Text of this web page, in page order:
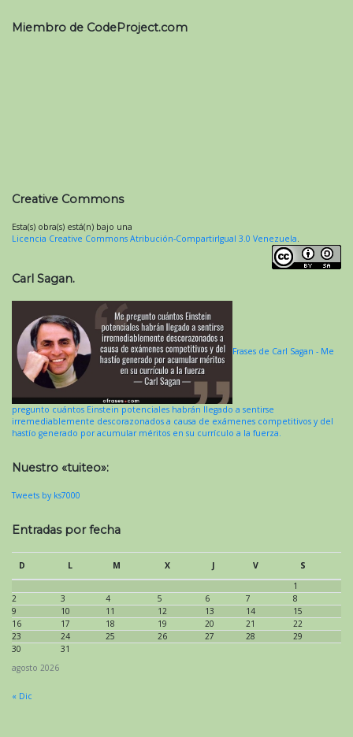
Miembro de CodeProject.com
Creative Commons
Esta(s) obra(s) está(n) bajo una
Licencia Creative Commons Atribución-CompartirIgual 3.0 Venezuela
Carl Sagan.
Frases de Carl Sagan - Me
pregunto cuántos Einstein potenciales habrán llegado a sentirse
irremediablemente descorazonados a causa de exámenes competitivos y del
hastío generado por acumular méritos en su currículo a la fuerza.
Nuestro «tuiteo»:
Tweets by ks7000
Entradas por fecha
agosto 2026
D L M X J V
S
1
2
3 4 5 6 7
8
9
10 11 12 13 14
15
16
17 18 19 20 21
22
23
24 25 26 27 28
29
30
31
« Dic